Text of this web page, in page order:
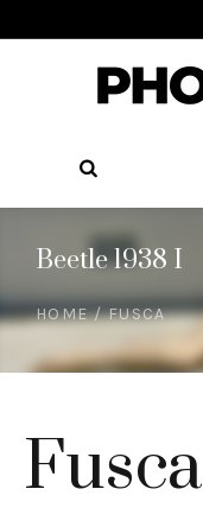
Beetle 1938 I
HOME / FUSCA
Fusca